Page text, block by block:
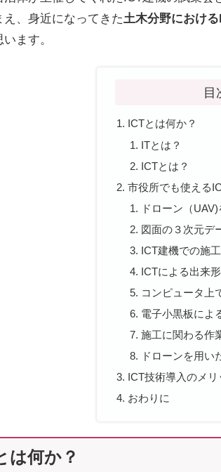
え、身近になってきた土木分野におけ
ます。
目
ICTとは何か？
ITとは？
ICTとは？
市役所でも使える
ドローン（
図面の３次元デ
ICT建機での施工
ICTによる出来
コンピュータ上
電子小黒板によ
施工に関わる作
ドローンを用い
ICT技術導入のメリ
おわりに
は何か？